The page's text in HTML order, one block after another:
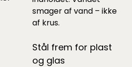
smager af vand – ikke
af krus.
Stål frem for plast
og glas